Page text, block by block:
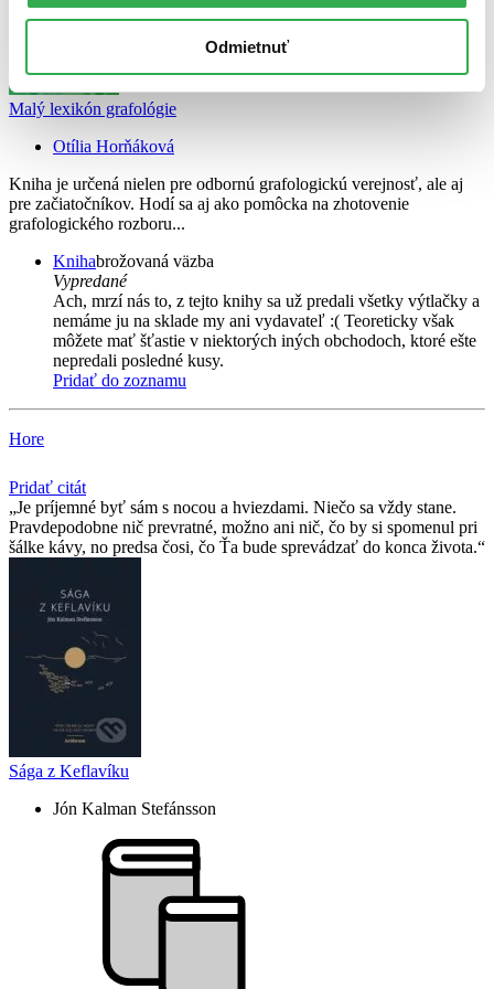
Odmietnuť
Malý lexikón grafológie
Otília Horňáková
Kniha je určená nielen pre odbornú grafologickú verejnosť, ale aj
pre začiatočníkov. Hodí sa aj ako pomôcka na zhotovenie
grafologického rozboru...
Knihabrožovaná väzba
Vypredané
Ach, mrzí nás to, z tejto knihy sa už predali všetky výtlačky a
nemáme ju na sklade my ani vydavateľ :( Teoreticky však
môžete mať šťastie v niektorých iných obchodoch, ktoré ešte
nepredali posledné kusy.
Pridať do zoznamu
Hore
Pridať citát
Je príjemné byť sám s nocou a hviezdami. Niečo sa vždy stane.
Pravdepodobne nič prevratné, možno ani nič, čo by si spomenul pri
šálke kávy, no predsa čosi, čo Ťa bude sprevádzať do konca života.
Sága z Keflavíku
Jón Kalman Stefánsson